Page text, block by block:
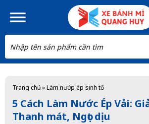
Skip to main content
Trang chủ»Làm nướp ép sinh tố
5 Cách Làm Nước Ép Vải:
Thanh mát, Ngọt dịu